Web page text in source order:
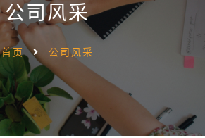
公司风采
首页 公司风采